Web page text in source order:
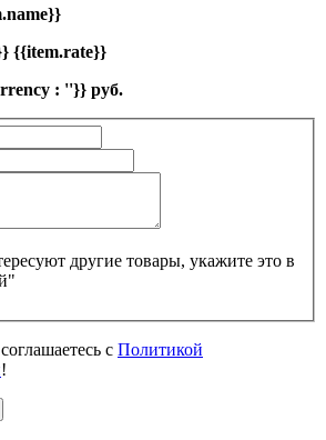
{{item.rate}}
: ''}} руб.
другие товары, укажите это в
с Политикой
!